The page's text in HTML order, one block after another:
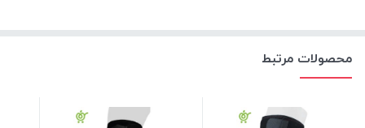
محصولات مرتبط